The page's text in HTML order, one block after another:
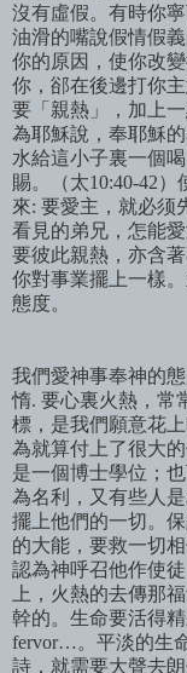
沒有虛假。有時你
油滑的嘴說假情假
你的原因，使你改
你，郤在後邊打你
要「親熱」，加上
為耶穌說，奉耶穌
水給這小子裏一個
賜。（太10:40-42）
來: 要愛主，就必须
看見的弟兄，怎能
要彼此親熱 ， 亦含
你對事業擺上一樣。
態度。
我們愛神事奉神的
惰. 要心裏火熱，常
標，是我們願意花
為就算付上了很大
是一個博士學位；
為名利，又有些人
擺上他們的一切。
的大能，要救一切
認為神呼召他作使
上，火熱的去傳那
幹的。生命要活得
fervor… 。平淡的生
詩，就需要大聲去